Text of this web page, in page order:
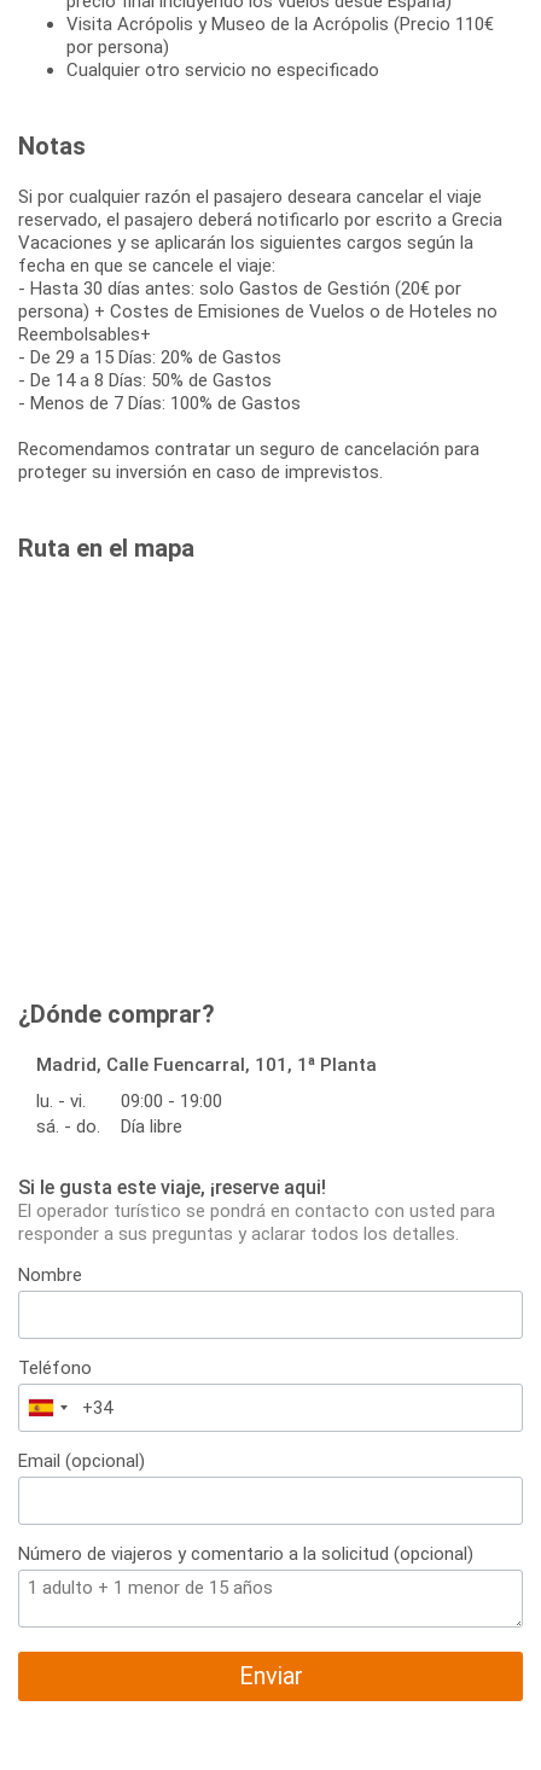
Visita Acrópolis y Museo de la Acrópolis (Precio 110€
por persona)
Cualquier otro servicio no especificado
Notas
Si por cualquier razón el pasajero deseara cancelar el viaje
reservado, el pasajero deberá notificarlo por escrito a Grecia
Vacaciones y se aplicarán los siguientes cargos según la
fecha en que se cancele el viaje:
- Hasta 30 días antes: solo Gastos de Gestión (20€ por
persona) + Costes de Emisiones de Vuelos o de Hoteles no
Reembolsables+
- De 29 a 15 Días: 20% de Gastos
- De 14 a 8 Días: 50% de Gastos
- Menos de 7 Días: 100% de Gastos
Recomendamos contratar un seguro de cancelación para
proteger su inversión en caso de imprevistos.
Ruta en el mapa
¿Dónde comprar?
Madrid, Calle Fuencarral, 101, 1ª Planta
lu. - vi.
09:00 - 19:00
sá. - do.
Día libre
Si le gusta este viaje, ¡reserve aqui!
El operador turístico se pondrá en contacto con usted para
responder a sus preguntas y aclarar todos los detalles.
Nombre
Teléfono
España
+34
Email (opcional)
Número de viajeros y comentario a la solicitud (opcional)
Enviar